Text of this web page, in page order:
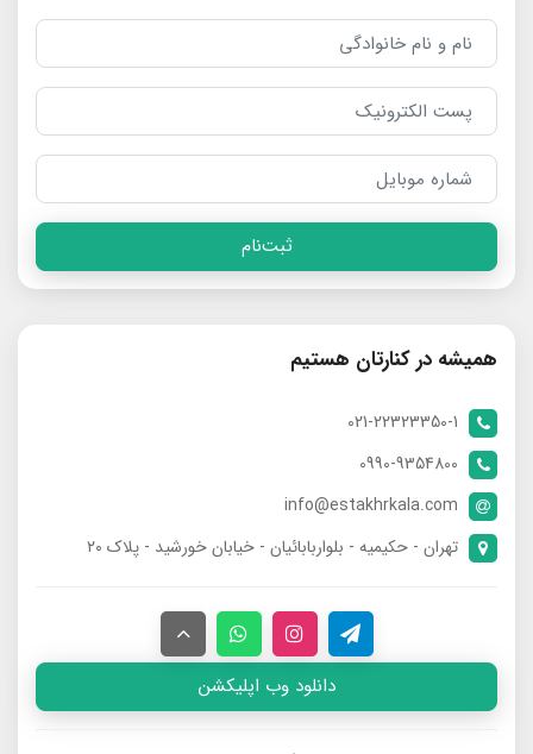
ثبت‌نام
همیشه در کنارتان هستیم
021-22323350-1
0990-9354800
info@estakhrkala.com
تهران - حکیمیه - بلواربابائیان - خیابان خورشید - پلاک ۲۰
دانلود وب اپلیکشن